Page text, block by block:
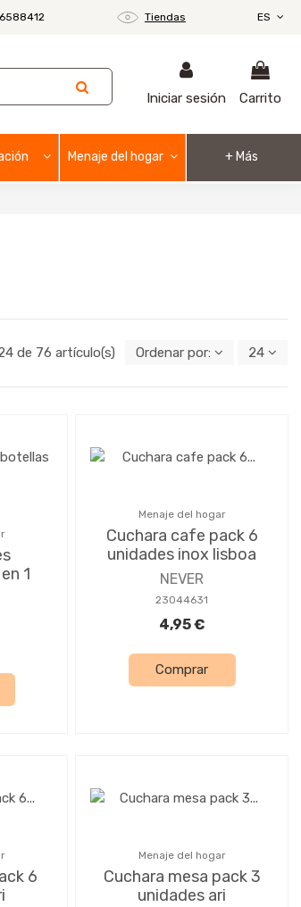
Tiendas ES
Iniciar sesión Carrito
Menaje del hogar + Más
de 76 artículo(s) Ordenar por: 24
1
Menaje del hogar
Cuchara cafe pack 6
unidades inox lisboa
NEVER
23044631
4,95 €
Comprar
6
Menaje del hogar
Cuchara mesa pack 3
unidades ari